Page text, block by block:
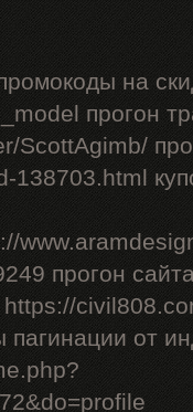
на
прогон
ScottAgimb/
138703.html
прогон
https://
пагинации от